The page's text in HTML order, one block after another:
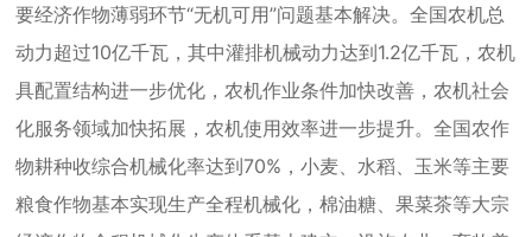
要经济作物薄弱环节“无机可用”问题基本解决。全国农机总
动力超过10亿千瓦，其中灌排机械动力达到1.2亿千瓦，农机
具配置结构进一步优化，农机作业条件加快改善，农机社会
化服务领域加快拓展，农机使用效率进一步提升。全国农作
物耕种收综合机械化率达到70%，小麦、水稻、玉米等主要
粮食作物基本实现生产全程机械化，棉油糖、果菜茶等大宗